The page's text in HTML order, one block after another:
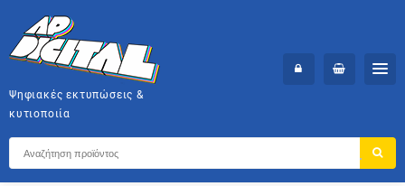
content
Ψηφιακές εκτυπώσεις &
κυτιοποιία